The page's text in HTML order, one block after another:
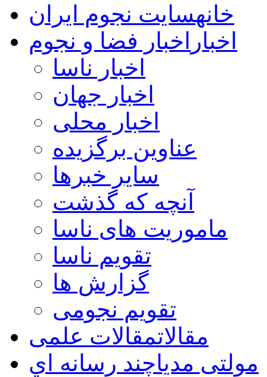
خانهسایت نجوم ایران
اخبار اخبار فضا و نجوم
اخبار ناسا
اخبار جهان
اخبار محلی
عناوین برگزیده
سایر خبرها
آنچه که گذشت
ماموریت های ناسا
تقویم ناسا
گزارش ها
تقویم نجومی
مقالاتمقالات علمی
مولتی مدیاچند رسانه اي